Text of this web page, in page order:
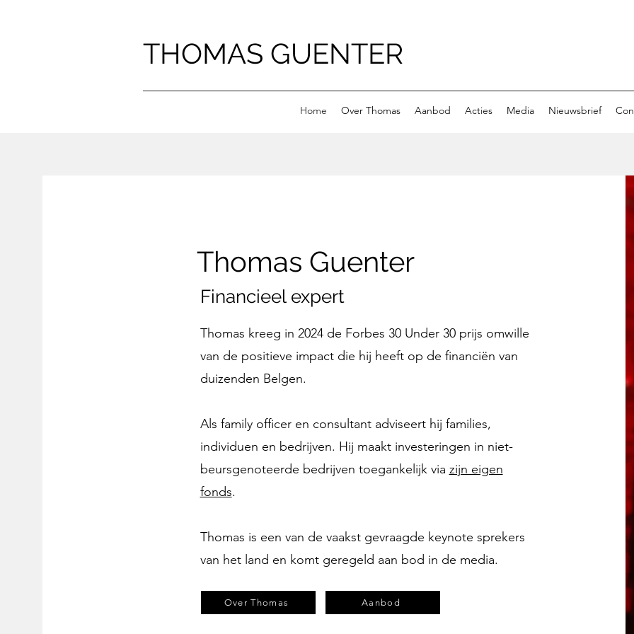
THOMAS GUENTER
Home Over Thomas Aanbod Acties Media Nieuwsbrief
Thomas Guenter
Financieel expert
Thomas kreeg in 2024 de Forbes 30 Under 30 prijs omwille
van de positieve impact die hij heeft op de financiën van
duizenden Belgen.
Als family officer en consultant adviseert hij families,
individuen en bedrijven. Hij maakt investeringen in niet-
beursgenoteerde bedrijven toegankelijk via zijn eigen
fonds.
Thomas is een van de vaakst gevraagde keynote sprekers
van het land en komt geregeld aan bod in de media.
Over Thomas Aanbod